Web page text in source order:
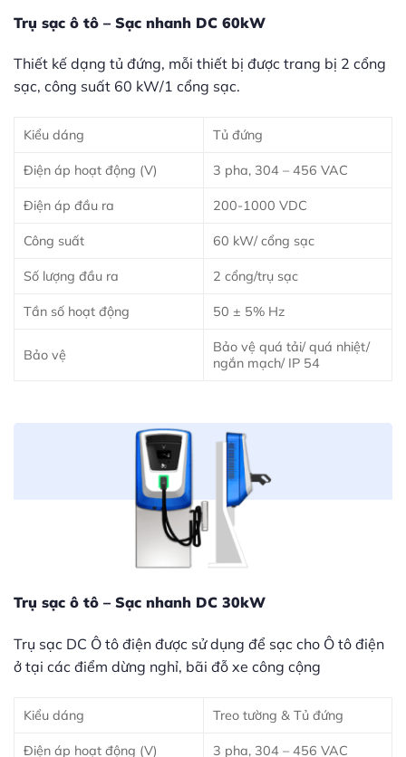
Trụ sạc ô tô – Sạc nhanh DC 60kW
Thiết kế dạng tủ đứng, mỗi thiết bị được trang bị 2 cổng
sạc, công suất 60 kW/1 cổng sạc.
Kiểu dáng Tủ đứng
Điện áp hoạt động (V) 3 pha, 304 – 456 VAC
Điện áp đầu ra 200-1000 VDC
Công suất 60 kW/ cổng sạc
Số lượng đầu ra 2 cổng/trụ sạc
Tần số hoạt động 50 ± 5% Hz
Bảo vệ
Bảo vệ quá tải/ quá nhiệt/
ngắn mạch/ IP 54
Trụ sạc ô tô – Sạc nhanh DC 30kW
Trụ sạc DC Ô tô điện được sử dụng để sạc cho Ô tô điện
ở tại các điểm dừng nghỉ, bãi đỗ xe công cộng
Kiểu dáng Treo tường & Tủ đứng
Điện áp hoạt động (V) 3 pha, 304 – 456 VAC